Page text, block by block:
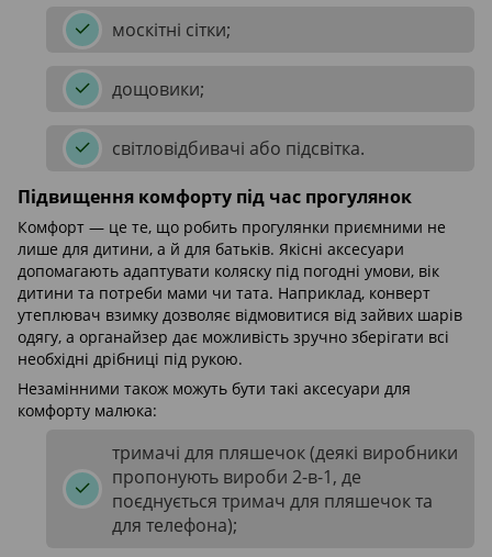
москітні сітки;
дощовики;
світловідбивачі або підсвітка.
Підвищення комфорту під час прогулянок
Комфорт — це те, що робить прогулянки приємними не
лише для дитини, а й для батьків. Якісні аксесуари
допомагають адаптувати коляску під погодні умови, вік
дитини та потреби мами чи тата. Наприклад, конверт
утеплювач взимку дозволяє відмовитися від зайвих шарів
одягу, а органайзер дає можливість зручно зберігати всі
необхідні дрібниці під рукою.
Незамінними також можуть бути такі аксесуари для
комфорту малюка:
тримачі для пляшечок (деякі виробники
пропонують вироби 2-в-1, де
поєднується тримач для пляшечок та
для телефона);